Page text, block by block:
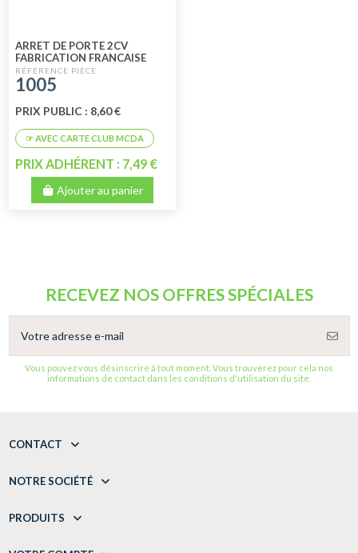
ARRET DE PORTE 2CV
FABRICATION FRANCAISE
1005
PRIX PUBLIC : 8,60 €
PRIX ADHÉRENT : 7,49 €
Ajouter au panier
RECEVEZ NOS OFFRES SPÉCIALES
Vous pouvez vous désinscrire à tout moment. Vous trouverez pour cela nos
informations de contact dans les conditions d'utilisation du site.
CONTACT
NOTRE SOCIÉTÉ
PRODUITS